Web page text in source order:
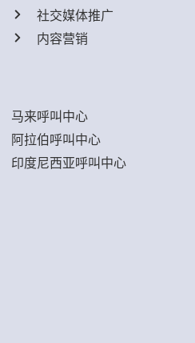
社交媒体推广
内容营销
马来呼叫中心
阿拉伯呼叫中心
印度尼西亚呼叫中心